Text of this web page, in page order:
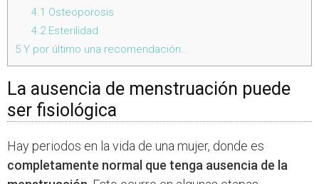
4.1 Osteoporosis
4.2Esterilidad
5 Y por último una recomendación…
La ausencia de menstruación puede
ser fisiológica
Hay periodos en la vida de una mujer, donde es
completamente normal que tenga ausencia de la